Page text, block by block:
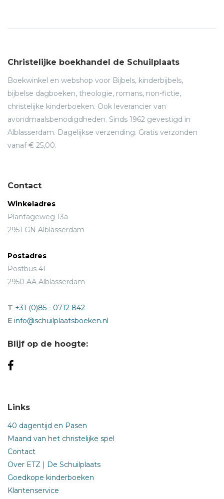
Christelijke boekhandel de Schuilplaats
Boekwinkel en webshop voor Bijbels, kinderbijbels,
bijbelse dagboeken, theologie, romans, non-fictie,
christelijke kinderboeken. Ook leverancier van
avondmaalsbenodigdheden. Sinds 1962 gevestigd in
Alblasserdam. Dagelijkse verzending. Gratis verzonden
vanaf € 25,00.
Contact
Winkeladres
Plantageweg 13a
2951 GN Alblasserdam
Postadres
Postbus 41
2950 AA Alblasserdam
T +31 (0)85 - 0712 842
E info@schuilplaatsboeken.nl
Blijf op de hoogte:
Links
40 dagentijd en Pasen
Maand van het christelijke spel
Contact
Over ETZ | De Schuilplaats
Goedkope kinderboeken
Klantenservice